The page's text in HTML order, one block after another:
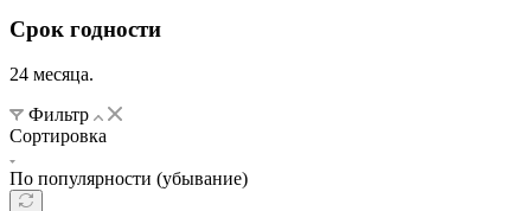
Срок годности
24 месяца.
Фильтр
Сортировка
По популярности (убывание)